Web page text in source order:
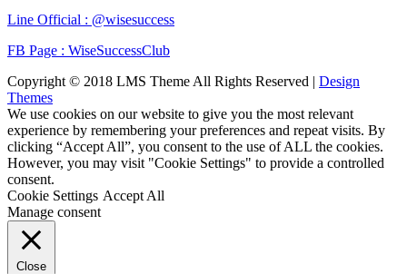
Line Official : @wisesuccess
FB Page : WiseSuccessClub
Copyright © 2018 LMS Theme All Rights Reserved | Design
Themes
We use cookies on our website to give you the most relevant
experience by remembering your preferences and repeat visits. By
clicking “Accept All”, you consent to the use of ALL the cookies.
However, you may visit "Cookie Settings" to provide a controlled
consent.
Cookie Settings Accept All
Manage consent
Close